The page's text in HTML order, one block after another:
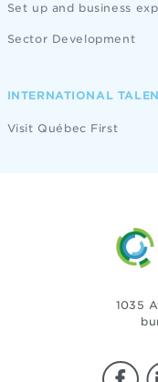
Set up and business
Sector Development
INTERNATIONAL
Visit Québec First
1035